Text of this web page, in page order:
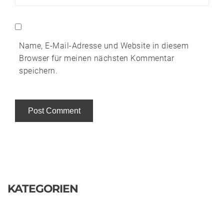
Name, E-Mail-Adresse und Website in diesem
Browser für meinen nächsten Kommentar
speichern.
KATEGORIEN